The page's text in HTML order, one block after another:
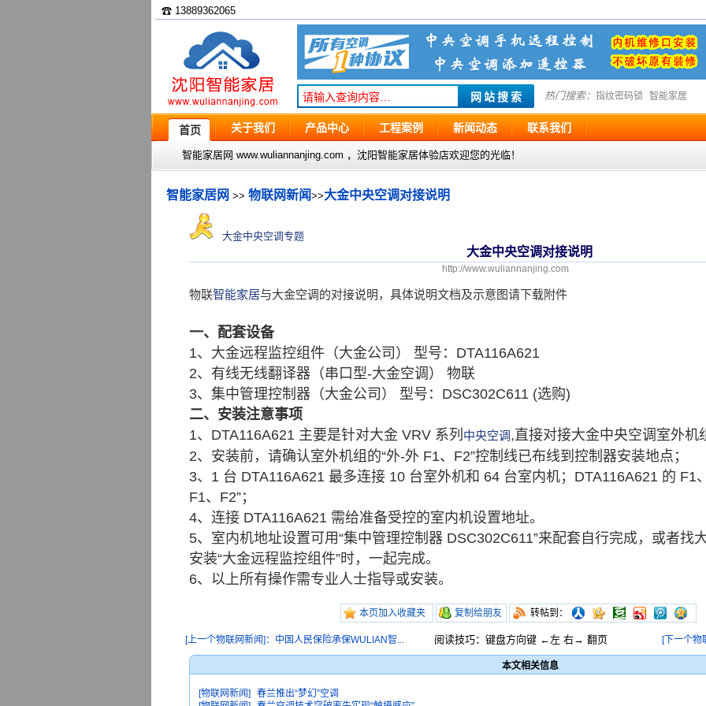
☎ 13889362065
热门搜索： 指纹密码锁 智能家居
首页 关于我们 产品中心 工程案例 新闻动态 联系我们
智能家居网 www.wuliannanjing.com ，沈阳智能家居体验店欢迎您的光临！
智能家居网 >>物联网新闻>>大金中央空调对接说明
大金中央空调专题
大金中央空调对接说明
http://www.wuliannanjing.com
物联智能家居与大金空调的对接说明，具体说明文档及示意图请下载附件
一、配套设备
1、大金远程监控组件（大金公司） 型号：DTA116A621
2、有线无线翻译器（串口型-大金空调） 物联
3、集中管理控制器（大金公司） 型号：DSC302C611 (选购)
二、安装注意事项
1、DTA116A621 主要是针对大金 VRV 系列 中央空调,直接对接大金中央空调室外机
2、安装前，请确认室外机组的“外-外 F1、F2”控制线已布线到控制器安装地点；
3、1 台 DTA116A621 最多连接 10 台室外机和 64 台室内机；DTA116A621 的 F1
F1、F2”；
4、连接 DTA116A621 需给准备受控的室内机设置地址。
5、室内机地址设置可用“集中管理控制器 DSC302C611”来配套自行完成，或者找
安装“大金远程监控组件”时，一起完成。
6、以上所有操作需专业人士指导或安装。
本页加入收藏夹 复制给朋友 转帖到：
[上一个物联网新闻]：中国人民保险承保WULIAN智... 阅读技巧：键盘方向键 ←左 右→ 翻页 [下一个物
本文相关信息
[物联网新闻]
春兰推出“梦幻”空调